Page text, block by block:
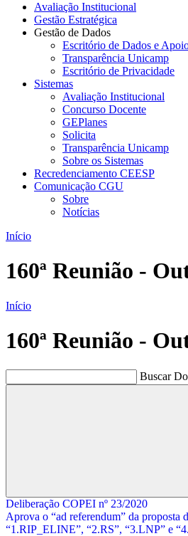
Avaliação Institucional
Gestão Estratégica
Gestão de Dados
Escritório de Dados e
Transparência Unicamp
Escritório de Privacidade
Sistemas
Avaliação Institucional
Concurso Docente
GEPlanes
Solicita
Transparência Unicamp
Sobre os Sistemas
Recredenciamento CEESP
Comunicação CGU
Sobre
Notícias
Início
160ª Reunião -
Início
160ª Reunião -
Buscar
Buscar
Deliberação COPEI nº 23/2020
Aprova o “ad referendum” da proposta
“1.RIP_ELINE”, “2.RS”, “3.LNP” e